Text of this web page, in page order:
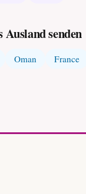
senden
Oman France